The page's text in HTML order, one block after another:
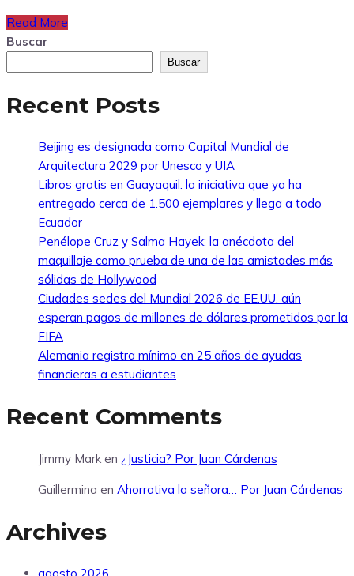
Read More
Buscar
Buscar
Recent Posts
Beijing es designada como Capital Mundial de
Arquitectura 2029 por Unesco y UIA
Libros gratis en Guayaquil: la iniciativa que ya ha
entregado cerca de 1.500 ejemplares y llega a todo
Ecuador
Penélope Cruz y Salma Hayek: la anécdota del
maquillaje como prueba de una de las amistades más
sólidas de Hollywood
Ciudades sedes del Mundial 2026 de EE.UU. aún
esperan pagos de millones de dólares prometidos por la
FIFA
Alemania registra mínimo en 25 años de ayudas
financieras a estudiantes
Recent Comments
Jimmy Mark en ¿Justicia? Por Juan Cárdenas
Guillermina en Ahorrativa la señora… Por Juan Cárdenas
Archives